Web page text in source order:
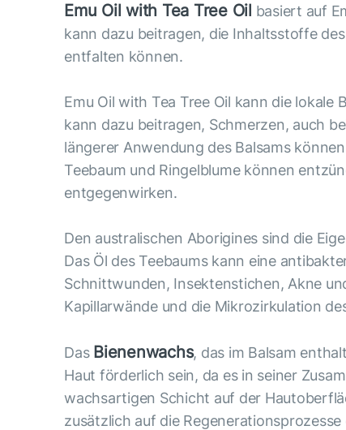
Emu Oil with Tea Tree Oil basiert auf
kann dazu beitragen, die Inhaltsstoffe
entfalten können.
Emu Oil with Tea Tree Oil kann die
kann dazu beitragen, Schmerzen, auch
längerer Anwendung des Balsams
Teebaum und Ringelblume können
entgegenwirken.
Den australischen Aborigines sind die
Das Öl des Teebaums kann eine
Schnittwunden, Insektenstichen, Akne
Kapillarwände und die Mikrozirkulation
Das Bienenwachs, das im Balsam
Haut förderlich sein, da es in seiner
wachsartigen Schicht auf der
zusätzlich auf die